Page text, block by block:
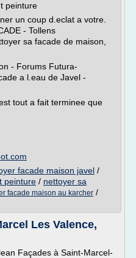
peinture
un coup d.eclat a votre.
- Tollens
sa facade de maison,
- Forums Futura-
a l.eau de Javel -
tout a fait terminee que
facade maison javel /
peinture / nettoyer sa
facade maison au karcher /
Les Valence,
Façades à Saint-Marcel-